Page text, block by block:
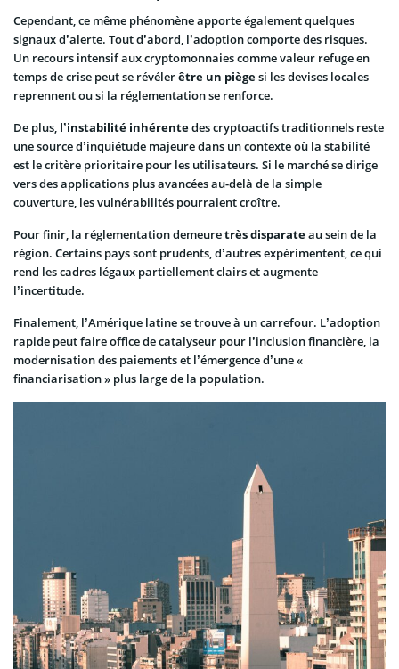
Cependant, ce même phénomène apporte également quelques
signaux d’alerte. Tout d’abord, l’adoption comporte des risques.
Un recours intensif aux cryptomonnaies comme valeur refuge en
temps de crise peut se révélerêtre un piègesi les devises locales
reprennent ou si la réglementation se renforce.
De plus, l’instabilité inhérentedes cryptoactifs traditionnels reste
une source d’inquiétude majeure dans un contexte où la stabilité
est le critère prioritaire pour les utilisateurs. Si le marché se dirige
vers des applications plus avancées au-delà de la simple
couverture, les vulnérabilités pourraient croître.
Pour finir, la réglementation demeuretrès disparateau sein de la
région. Certains pays sont prudents, d’autres expérimentent, ce qui
rend les cadres légaux partiellement clairs et augmente
l’incertitude.
Finalement, l’Amérique latine se trouve à un carrefour. L’adoption
rapide peut faire office de catalyseur pour l’inclusion financière, la
modernisation des paiements et l’émergence d’une «
financiarisation » plus large de la population.